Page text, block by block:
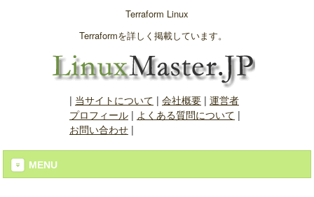
Terraform Linux
Terraformを詳しく掲載しています。
| 当サイトについて | 会社概要| 運営者
プロフィール| よくある質問について |
お問い合わせ|
MENU